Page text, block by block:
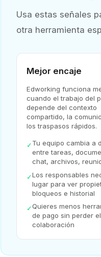
Usa estas señales
otra herramienta
Mejor encaje
Edworking funciona
cuando el trabajo del
depende del contexto
compartido, la
los traspasos rápidos.
✓Tu equipo cambia a
entre tareas,
chat, archivos,
✓Los responsables
lugar para ver
bloqueos e historial
✓Quieres menos
de pago sin perder
colaboración